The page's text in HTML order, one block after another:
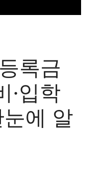
록금
·입학
눈에 알